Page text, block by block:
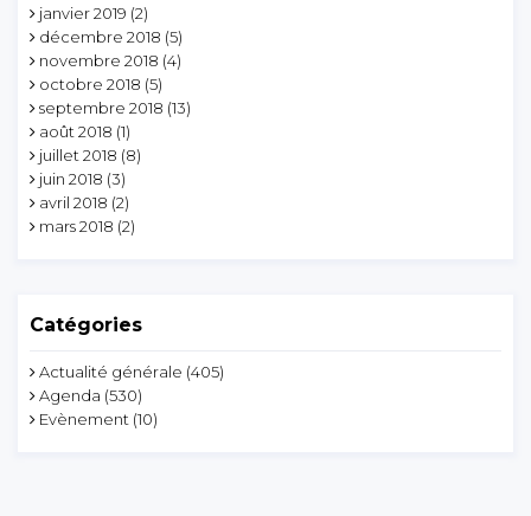
janvier 2019 (2)
décembre 2018 (5)
novembre 2018 (4)
octobre 2018 (5)
septembre 2018 (13)
août 2018 (1)
juillet 2018 (8)
juin 2018 (3)
avril 2018 (2)
mars 2018 (2)
Catégories
Actualité générale (405)
Agenda (530)
Evènement (10)